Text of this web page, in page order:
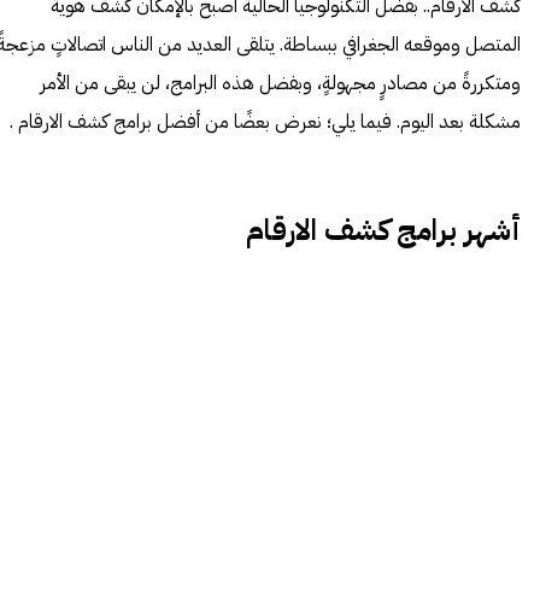
المتصل وموقعه الجغرافي ببساطة. يتلقى العديد من الناس اتصالاتٍ
ومتكررةً من مصادرٍ مجهولةٍ، وبفضل هذه البرامج، لن يبقى من الأمر
مشكلة بعد اليوم. فيما يلي؛ نعرض بعضًا من أفضل برامج كشف الارقام .
أشهر برامج كشف الارقام